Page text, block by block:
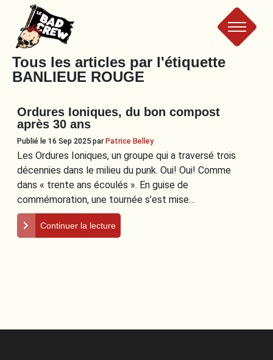
Le
Bad
Crew
Tous les articles par l'étiquette
BANLIEUE ROUGE
Ordures Ioniques, du bon compost
après 30 ans
Publié le 16 Sep 2025parPatrice Belley
Les Ordures Ioniques, un groupe qui a traversé trois
décennies dans le milieu du punk. Oui! Oui! Comme
dans « trente ans écoulés ». En guise de
commémoration, une tournée s’est mise…
Continuer la lecture